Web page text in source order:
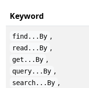
Keyword
find...By ,
read...By ,
get...By ,
query...By ,
search...By ,